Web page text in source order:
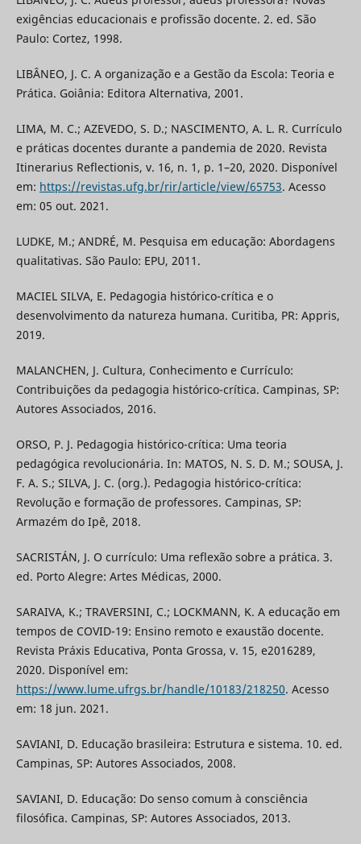
exigências educacionais e profissão docente. 2. ed. São
Paulo: Cortez, 1998.
LIBÂNEO, J. C. A organização e a Gestão da Escola: Teoria e
Prática. Goiânia: Editora Alternativa, 2001.
LIMA, M. C.; AZEVEDO, S. D.; NASCIMENTO, A. L. R. Currículo
e práticas docentes durante a pandemia de 2020. Revista
Itinerarius Reflectionis, v. 16, n. 1, p. 1–20, 2020. Disponível
em: https://revistas.ufg.br/rir/article/view/65753. Acesso
em: 05 out. 2021.
LUDKE, M.; ANDRÉ, M. Pesquisa em educação: Abordagens
qualitativas. São Paulo: EPU, 2011.
MACIEL SILVA, E. Pedagogia histórico-crítica e o
desenvolvimento da natureza humana. Curitiba, PR: Appris,
2019.
MALANCHEN, J. Cultura, Conhecimento e Currículo:
Contribuições da pedagogia histórico-crítica. Campinas, SP:
Autores Associados, 2016.
ORSO, P. J. Pedagogia histórico-crítica: Uma teoria
pedagógica revolucionária. In: MATOS, N. S. D. M.; SOUSA, J.
F. A. S.; SILVA, J. C. (org.). Pedagogia histórico-crítica:
Revolução e formação de professores. Campinas, SP:
Armazém do Ipê, 2018.
SACRISTÁN, J. O currículo: Uma reflexão sobre a prática. 3.
ed. Porto Alegre: Artes Médicas, 2000.
SARAIVA, K.; TRAVERSINI, C.; LOCKMANN, K. A educação em
tempos de COVID-19: Ensino remoto e exaustão docente.
Revista Práxis Educativa, Ponta Grossa, v. 15, e2016289,
2020. Disponível em:
https://www.lume.ufrgs.br/handle/10183/218250. Acesso
em: 18 jun. 2021.
SAVIANI, D. Educação brasileira: Estrutura e sistema. 10. ed.
Campinas, SP: Autores Associados, 2008.
SAVIANI, D. Educação: Do senso comum à consciência
filosófica. Campinas, SP: Autores Associados, 2013.